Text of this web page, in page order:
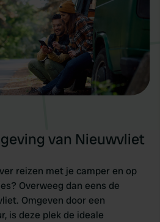
van Nieuwvliet
reizen met je camper en op
Overweeg dan eens de
Omgeven door een
is deze plek de ideale